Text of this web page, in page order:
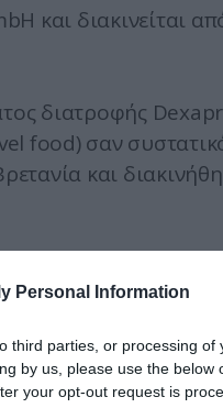
Personal Information
third parties, or processing of
by us, please use the below
your opt-out request is
και διακινείται
διατροφής
food) σαν
και
μέτρο για την
για τη διακίνηση
πελάτες τους,
τον ΕΟΦ.